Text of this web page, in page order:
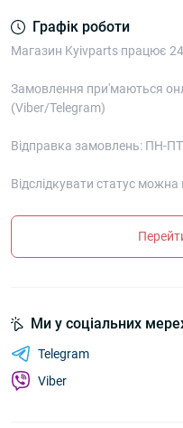
Графік роботи
Магазин Kyivparts працює
Замовлення при'маються
(Viber/Telegram)
Відправка замовлень: ПН-
Відслідкувати статус
Ми у соціальних
Telegram
Viber